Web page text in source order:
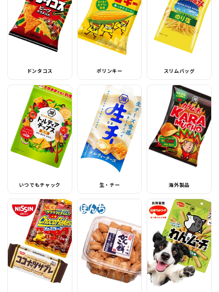
ドンタコス ポリンキー スリムバッグ
いつでもチャック 生・チー 海外製品